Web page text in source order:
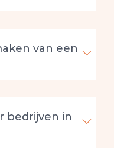
van een
bedrijven in